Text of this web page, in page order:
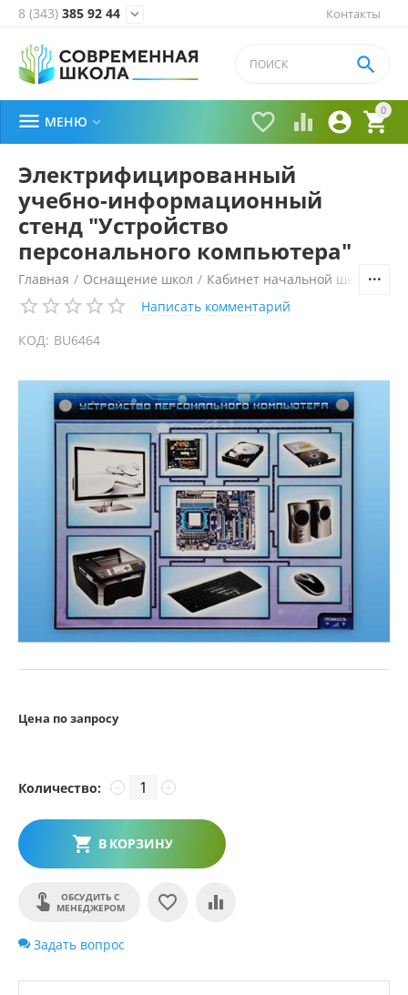
Контакты
8 (343) 385 92 44 
0


 

 МЕНЮ 
Электрифицированный
учебно-информационный
стенд "Устройство
персонального компьютера"
Главная / Оснащение школ / Кабинет начальной школы
Написать комментарий
КОД: BU6464
Цена по запросу
Количество: +
−
В КОРЗИНУ
ОБСУДИТЬ С
МЕНЕДЖЕРОМ
Задать вопрос